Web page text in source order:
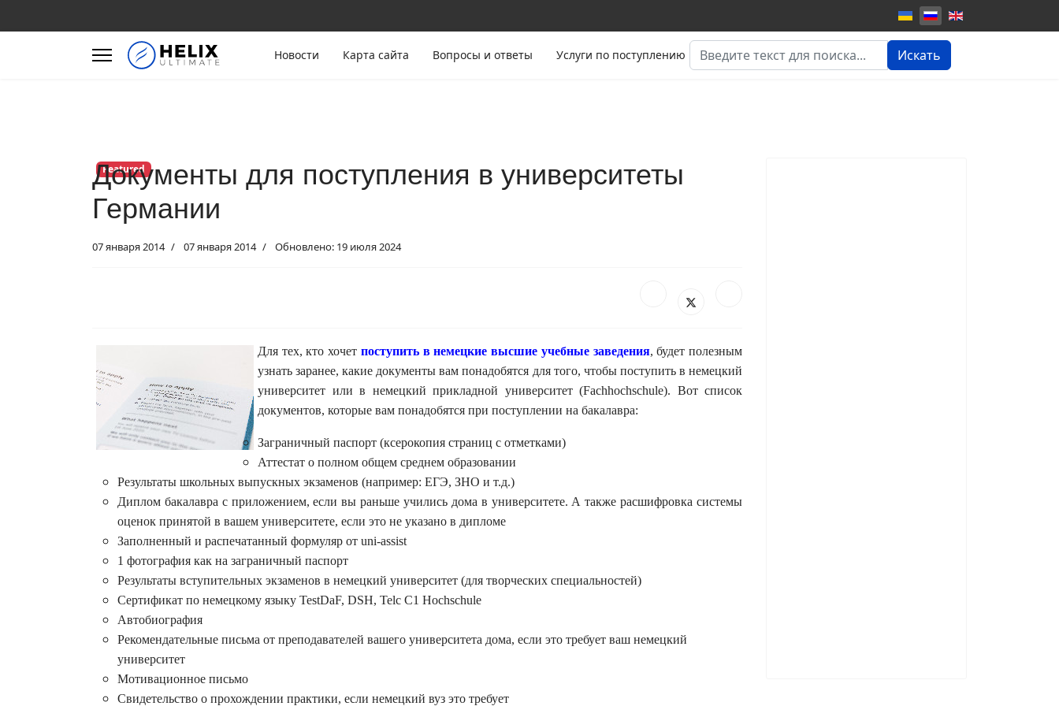
Новости Карта сайта Вопросы и ответы Услуги по поступлению Искать... Искать
Featured
Документы для поступления в университеты
Германии
07 января 2014 07 января 2014 Обновлено: 19 июля 2024
Для тех, кто хочет поступить в немецкие высшие учебные заведения, будет полезным
узнать заранее, какие документы вам понадобятся для того, чтобы поступить в немецкий
университет или в немецкий прикладной университет (Fachhochschule). Вот список
документов, которые вам понадобятся при поступлении на бакалавра:
Заграничный паспорт (ксерокопия страниц с отметками)
Аттестат о полном общем среднем образовании
Результаты школьных выпускных экзаменов (например: ЕГЭ, ЗНО и т.д.)
Диплом бакалавра с приложением, если вы раньше учились дома в университете. А также расшифровка системы
оценок принятой в вашем университете, если это не указано в дипломе
Заполненный и распечатанный формуляр от uni-assist
1 фотография как на заграничный паспорт
Результаты вступительных экзаменов в немецкий университет (для творческих специальностей)
Сертификат по немецкому языку TestDaF, DSH, Telc C1 Hochschule
Автобиография
Рекомендательные письма от преподавателей вашего университета дома, если это требует ваш немецкий
университет
Мотивационное письмо
Свидетельство о прохождении практики, если немецкий вуз это требует